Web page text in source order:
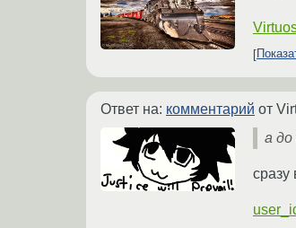
Ответ на: комментарий от
а до
сразу